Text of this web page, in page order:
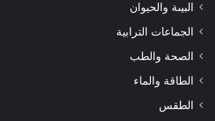
البيىة والحيوان
الجماعات الترابية
الصحة والطب
الطاقة والماء
الطقس